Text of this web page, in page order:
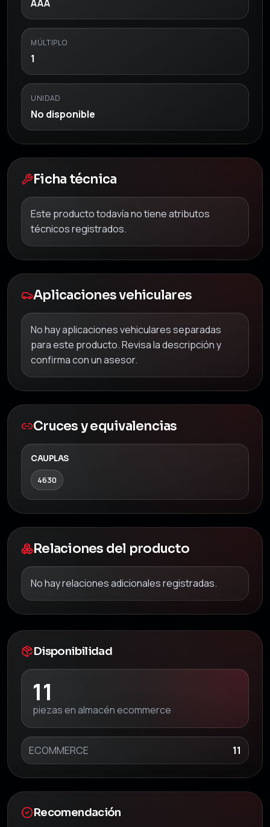
AAA
MÚLTIPLO
1
UNIDAD
No disponible
Ficha técnica
Este producto todavía no tiene atributos
técnicos registrados.
Aplicaciones vehiculares
No hay aplicaciones vehiculares separadas
para este producto. Revisa la descripción y
confirma con un asesor.
Cruces y equivalencias
CAUPLAS
4630
Relaciones del producto
No hay relaciones adicionales registradas.
Disponibilidad
11
piezas en almacén ecommerce
ECOMMERCE 11
Recomendación